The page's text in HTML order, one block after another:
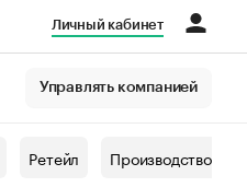
Личный кабинет
Управлять компанией
Ретейл Производство